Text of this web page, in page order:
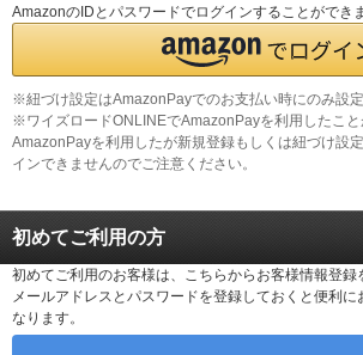
AmazonのIDとパスワードでログインすることができま
※紐づけ設定はAmazonPayでのお支払い時にのみ設定
※ワイズロードONLINEでAmazonPayを利用したこと
AmazonPayを利用したが新規登録もしくは紐づけ設
インできませんのでご注意ください。
初めてご利用の方
初めてご利用のお客様は、こちらからお客様情報登録
メールアドレスとパスワードを登録しておくと便利
なります。